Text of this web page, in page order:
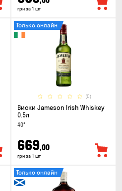
грн за 1 шт
(0)
Только онлайн
Виски Jameson Irish Whiskey
0.5л
40°
669,00
грн за 1 шт
Только онлайн